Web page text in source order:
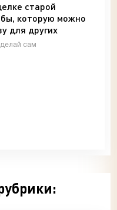
старой
которую можно
для других
сам